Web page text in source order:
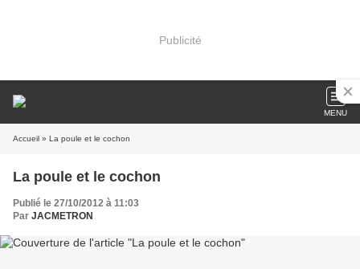
Publicité
MENU
Accueil » La poule et le cochon
La poule et le cochon
Publié le 27/10/2012 à 11:03
Par JACMETRON